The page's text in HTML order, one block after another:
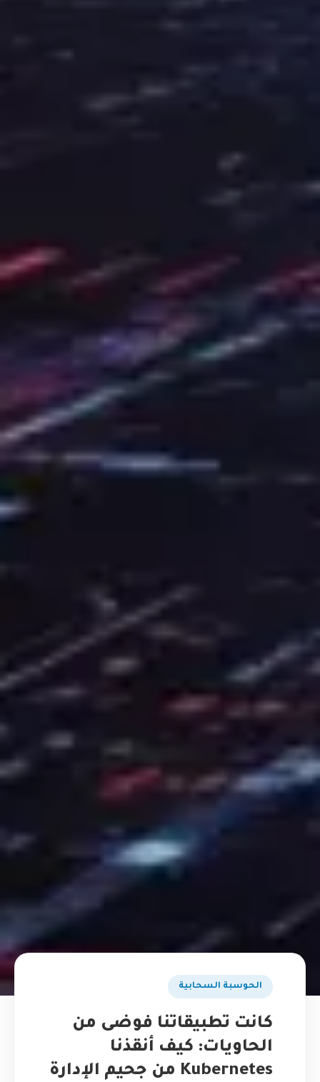
الحوسبة السحابية
كانت تطبيقاتنا فوضى من
الحاويات: كيف أنقذنا
Kubernetes من جحيم الإدارة